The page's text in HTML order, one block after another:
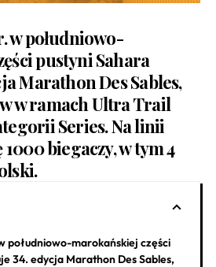
w południowo-
pustyni Sahara
Marathon Des Sables,
w ramach Ultra Trail
Series. Na linii
biegaczy, w tym 4
południowo-marokańskiej części
34. edycja Marathon Des Sables,